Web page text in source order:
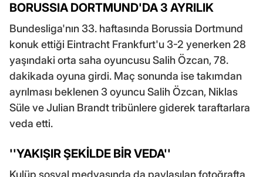
BORUSSIA DORTMUND'DA 3 AYRILIK
Bundesliga'nın 33. haftasında Borussia Dortmund
konuk ettiği Eintracht Frankfurt'u 3-2 yenerken 28
yaşındaki orta saha oyuncusu Salih Özcan, 78.
dakikada oyuna girdi. Maç sonunda ise takımdan
ayrılması beklenen 3 oyuncu Salih Özcan, Niklas
Süle ve Julian Brandt tribünlere giderek taraftarlara
veda etti.
''YAKIŞIR ŞEKİLDE BİR VEDA''